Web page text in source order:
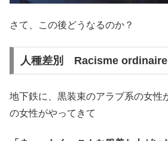
さて、この後どうなるのか？
人種差別 Racisme
地下鉄に、黒装束のアラブ系の女性
の女性がやってきて